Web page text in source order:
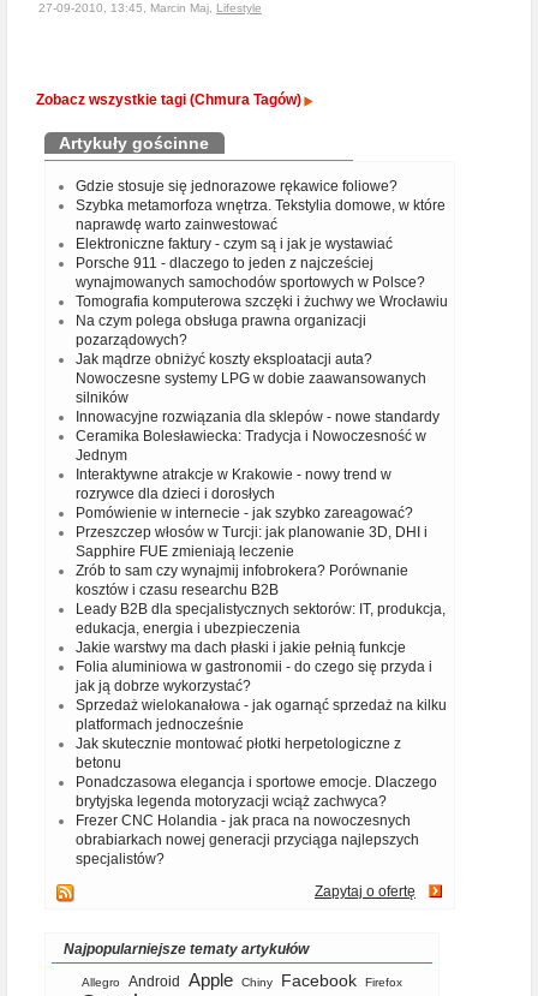
27-09-2010, 13:45, Marcin Maj, Lifestyle
Zobacz wszystkie tagi (Chmura Tagów)
Artykuły gościnne
Gdzie stosuje się jednorazowe rękawice foliowe?
Szybka metamorfoza wnętrza. Tekstylia domowe, w które
naprawdę warto zainwestować
Elektroniczne faktury - czym są i jak je wystawiać
Porsche 911 - dlaczego to jeden z najcześciej
wynajmowanych samochodów sportowych w Polsce?
Tomografia komputerowa szczęki i żuchwy we Wrocławiu
Na czym polega obsługa prawna organizacji
pozarządowych?
Jak mądrze obniżyć koszty eksploatacji auta?
Nowoczesne systemy LPG w dobie zaawansowanych
silników
Innowacyjne rozwiązania dla sklepów - nowe standardy
Ceramika Bolesławiecka: Tradycja i Nowoczesność w
Jednym
Interaktywne atrakcje w Krakowie - nowy trend w
rozrywce dla dzieci i dorosłych
Pomówienie w internecie - jak szybko zareagować?
Przeszczep włosów w Turcji: jak planowanie 3D, DHI i
Sapphire FUE zmieniają leczenie
Zrób to sam czy wynajmij infobrokera? Porównanie
kosztów i czasu researchu B2B
Leady B2B dla specjalistycznych sektorów: IT, produkcja,
edukacja, energia i ubezpieczenia
Jakie warstwy ma dach płaski i jakie pełnią funkcje
Folia aluminiowa w gastronomii - do czego się przyda i
jak ją dobrze wykorzystać?
Sprzedaż wielokanałowa - jak ogarnąć sprzedaż na kilku
platformach jednocześnie
Jak skutecznie montować płotki herpetologiczne z
betonu
Ponadczasowa elegancja i sportowe emocje. Dlaczego
brytyjska legenda motoryzacji wciąż zachwyca?
Frezer CNC Holandia - jak praca na nowoczesnych
obrabiarkach nowej generacji przyciąga najlepszych
specjalistów?
Zapytaj o ofertę
Najpopularniejsze tematy artykułów
Allegro Android Apple Chiny Facebook Firefox